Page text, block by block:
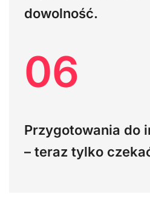
dowolność.
06
Przygotowania do
– teraz tylko